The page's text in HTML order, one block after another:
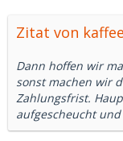
Zitat von
Dann hoffen wir
sonst machen wir
Zahlungsfrist.
aufgescheucht